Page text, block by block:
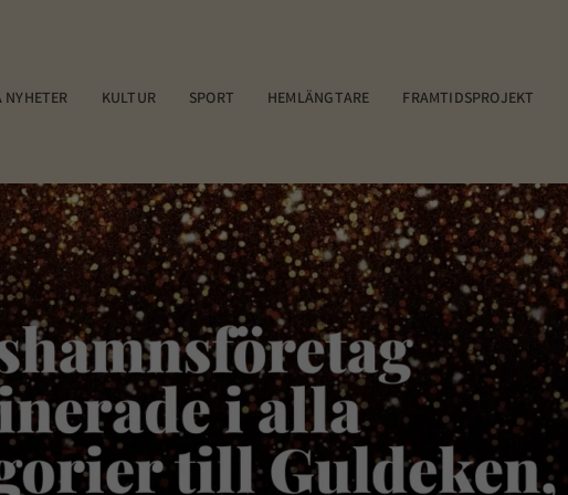
NYHETER KULTUR SPORT HEMLÄNGTARE FRAMTIDSPROJEKT